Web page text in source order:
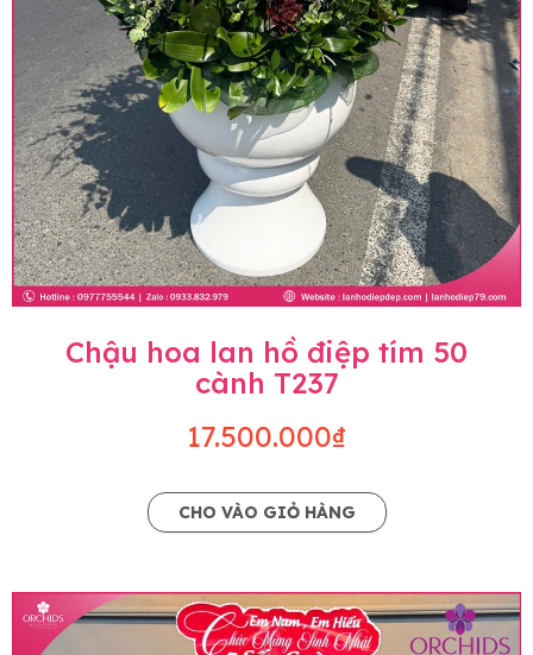
Chậu hoa lan hồ điệp tím 50
cành T237
17.500.000₫
CHO VÀO GIỎ HÀNG